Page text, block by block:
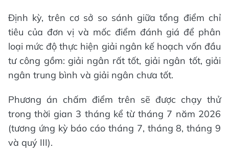
Định kỳ, trên cơ sở so sánh giữa tổng điểm chỉ
tiêu của đơn vị và mốc điểm đánh giá để phân
loại mức độ thực hiện giải ngân kế hoạch vốn đầu
tư công gồm: giải ngân rất tốt, giải ngân tốt, giải
ngân trung bình và giải ngân chưa tốt.
Phương án chấm điểm trên sẽ được chạy thử
trong thời gian 3 tháng kể từ tháng 7 năm 2026
(tương ứng kỳ báo cáo tháng 7, tháng 8, tháng 9
và quý III).